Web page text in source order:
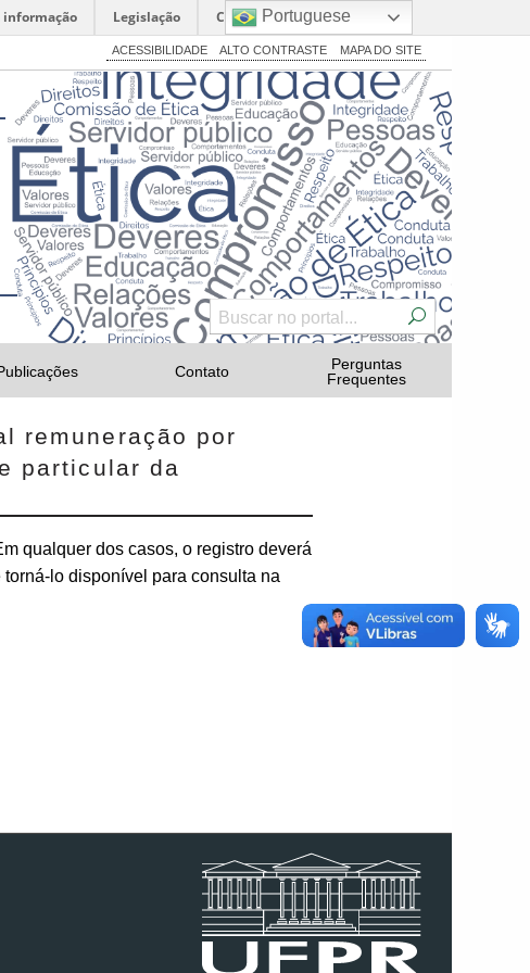
informação Legislação Canais
ACESSIBILIDADE ALTO CONTRASTE MAPA DO SITE
Contato
Perguntas
Frequentes
remuneração por
particular da
qualquer dos casos, o registro deverá
lo disponível para consulta na
Portuguese